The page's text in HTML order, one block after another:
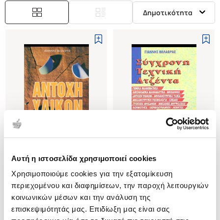
Αυτή η ιστοσελίδα χρησιμοποιεί cookies
Χρησιμοποιούμε cookies για την εξατομίκευση
περιεχομένου και διαφημίσεων, την παροχή λειτουργιών
κοινωνικών μέσων και την ανάλυση της
επισκεψιμότητάς μας. Επιδίωξη μας είναι σας
Δημοτικότητα
(0)
ΑΝΤΟΧΗ ΥΛΙΚΩΝ
ΒΕΛΑΩΡΑΣ ΓΙΑΝΝΗΣ
Κωδ. Πολιτείας:2130-0184
ΣΥΓΧΡΟΝΗ ΤΕΧΝΙΚΗ ΑΤΖΕΝΤΑ
ΒΕΛΑΩΡΑΣ ΓΙΑΝΝΗΣ
Κωδ. Πολιτείας: